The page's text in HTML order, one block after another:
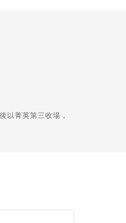
以菁英第三收場，